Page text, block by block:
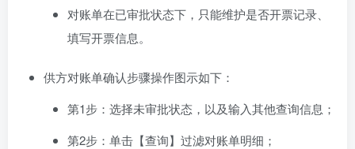
对账单在已审批状态下，只能维护是否开票记录、
填写开票信息。
供方对账单确认步骤操作图示如下：
第1步：选择未审批状态，以及输入其他查询信息；
第2步：单击【查询】过滤对账单明细；